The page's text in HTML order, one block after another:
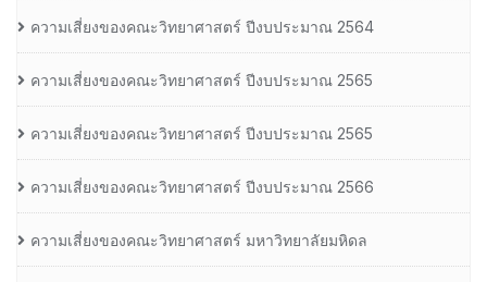
ความเสี่ยงของคณะวิทยาศาสตร์ ปีงบประมาณ 2564
ความเสี่ยงของคณะวิทยาศาสตร์ ปีงบประมาณ 2565
ความเสี่ยงของคณะวิทยาศาสตร์ ปีงบประมาณ 2565
ความเสี่ยงของคณะวิทยาศาสตร์ ปีงบประมาณ 2566
ความเสี่ยงของคณะวิทยาศาสตร์ มหาวิทยาลัยมหิดล